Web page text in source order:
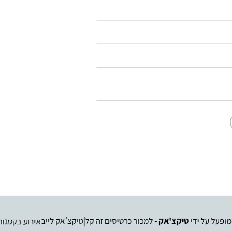
מופעל על ידיטיקצ'אק- למכור כרטיסים זה קל|טיקצ'אק לייבאירוע